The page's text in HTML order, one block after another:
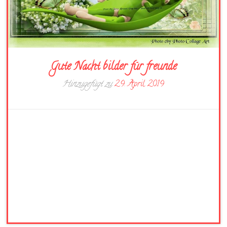
Gute Nacht bilder für freunde
Hinzugefügt zu29. April 2019